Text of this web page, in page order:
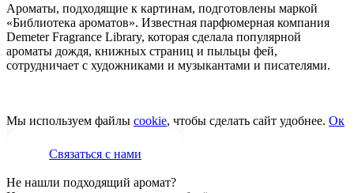
Ароматы, подходящие к картинам, подготовлены маркой
«Библиотека ароматов». Известная парфюмерная компания
Demeter Fragrance Library, которая сделала популярной
ароматы дождя, книжных страниц и пыльцы фей,
сотрудничает с художниками и музыкантами и писателями.
Мы используем файлы cookie, чтобы сделать сайт удобнее. Ок
Связаться с нами
Не нашли подходящий аромат?